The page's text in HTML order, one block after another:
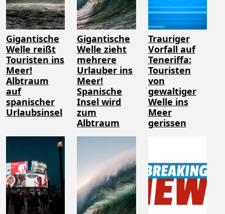
Gigantische
Welle reißt
Touristen ins
Meer!
Albtraum
auf
spanischer
Urlaubsinsel
Gigantische
Welle zieht
mehrere
Urlauber ins
Meer!
Spanische
Insel wird
zum
Albtraum
Trauriger
Vorfall auf
Teneriffa:
Touristen
von
gewaltiger
Welle ins
Meer
gerissen